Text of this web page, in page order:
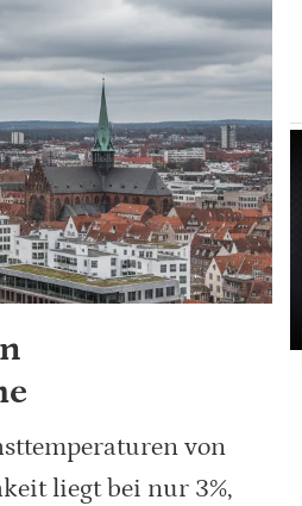
von
liegt bei nur 3%,